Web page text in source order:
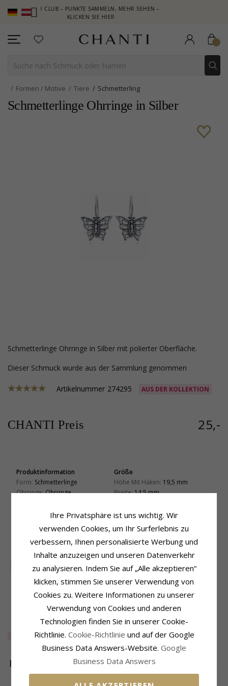
CLUB – PUNKTE SAMMELN, MEHR SEHEN –
KLICKEN SIE HIER
Formen / Motive Tiere Schmetterling
Schmetterlinge Ohrringe in Silber
Schmetterlinge Ohrringe in Silber mit polierter Oberfläche.
Dieser Schmuck wurde aus der Sammlung genommen
Artikelnummer 274295 AUS DER KOLLEKTION
CHANTI Preis 25,-
Produktinformation
Form: Schmetterlinge
Ohrringe:Ohrringe
Polierter
Größe
Höhe Mit Haken: 19,5 mm
Breite:14,5 mm
Lieferzeit:4-5 Werktage
KUNDEN KAUFTEN AUCH
30%
Schmetterlinge
Ohrringe in Silber
EXTRA23,-
18 mm lebensbaum
halskette mit
CHANTI Preis 39,-
DIE BELIEBTESTEN PRODUKTE IN DER
KATEGORIE
Ihre Privatsphäre ist uns wichtig. Wir
verwenden Cookies, um Ihr Surferlebnis zu
verbessern, Ihnen personalisierte Werbung und
Inhalte anzuzeigen und unseren Datenverkehr
zu analysieren. Indem Sie auf „Alle akzeptieren“
klicken, stimmen Sie unserer Verwendung von
Cookies zu. Weitere Informationen zu unserer
Verwendung von Cookies und anderen
Technologien finden Sie in unserer Cookie-
Richtlinie. Cookie-Richtlinie und auf der Google
Business Data Answers-Website. Google
Business Data Answers